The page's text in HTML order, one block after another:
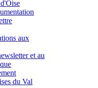
aux
et au
du Val